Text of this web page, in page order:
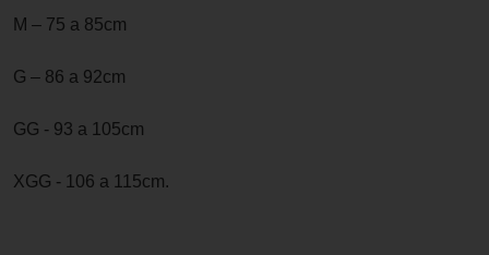
M – 75 a 85cm
G – 86 a 92cm
GG - 93 a 105cm
XGG - 106 a 115cm.